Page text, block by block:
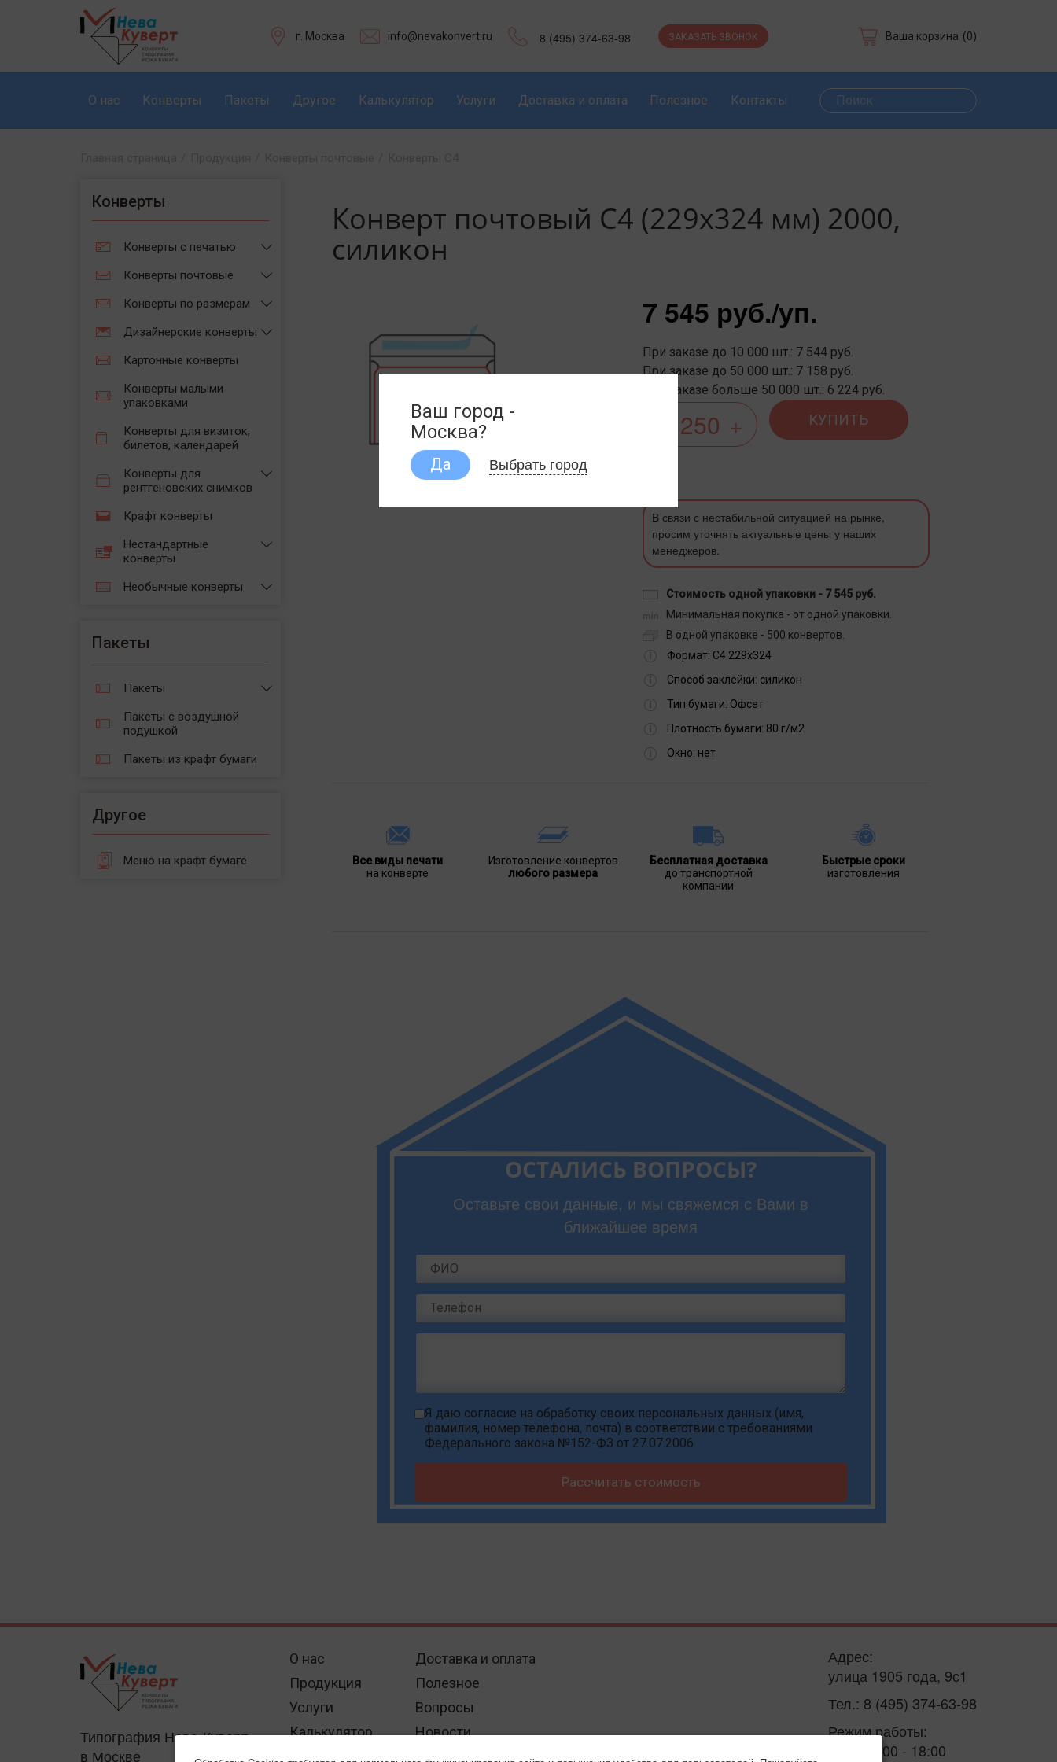
г. Москва info@nevakonvert.ru 8 (495) 374-63-98 ЗАКАЗАТЬ ЗВОНОК Ваша корзина (0)
О нас Конверты Пакеты Другое Калькулятор Услуги Доставка и оплата Полезное Контакты
Конверты
Конверты с печатью
Конверты почтовые
Конверты по размерам
Дизайнерские конверты
Картонные конверты
Конверты малыми
упаковками
Конверты для визиток,
билетов, календарей
Конверты для
рентгеновских снимков
Крафт конверты
Нестандартные
конверты
Необычные конверты
Пакеты
Пакеты
Пакеты с воздушной
подушкой
Пакеты из крафт бумаги
Другое
Меню на крафт бумаге
Конверт почтовый С4 (229х324 мм) 2000,
силикон
7 545 руб./уп.
При заказе до 10 000 шт.: 7 544 руб.
При заказе до 50 000 шт.: 7 158 руб.
При заказе больше 50 000 шт.: 6 224 руб.
КУПИТЬ
В связи с нестабильной ситуацией на рынке,
просим уточнять актуальные цены у наших
менеджеров.
Стоимость одной упаковки - 7 545 руб.
Минимальная покупка - от одной упаковки.
В одной упаковке - 500 конвертов.
Формат: С4 229х324
Способ заклейки: силикон
Тип бумаги: Офсет
Плотность бумаги: 80 г/м2
Окно: нет
Все виды печати
на конверте
Изготовление конвертов
любого размера
Бесплатная доставка
до транспортной
компании
Быстрые сроки
изготовления
ОСТАЛИСЬ ВОПРОСЫ?
Оставьте свои данные, и мы свяжемся с Вами в
ближайшее время
Я даю согласие на обработку своих персональных данных (имя,
фамилия, номер телефона, почта) в соответствии с требованиями
Федерального закона №152-ФЗ от 27.07.2006
Рассчитать стоимость
Типография Нева-Куверт
в Москве
О нас
Продукция
Услуги
Калькулятор
Отзывы
Доставка и оплата
Полезное
Вопросы
Новости
Контакты
Адрес:
улица 1905 года, 9с1
Тел.: 8 (495) 374-63-98
Режим работы:
пн-пт: 9:00 - 18:00
Ваш город -
Москва?
Да Выбрать город